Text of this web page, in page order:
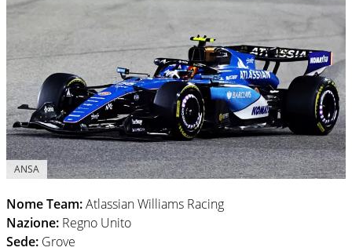
ANSA
Nome Team:Atlassian Williams Racing
Nazione: Regno Unito
Sede: Grove